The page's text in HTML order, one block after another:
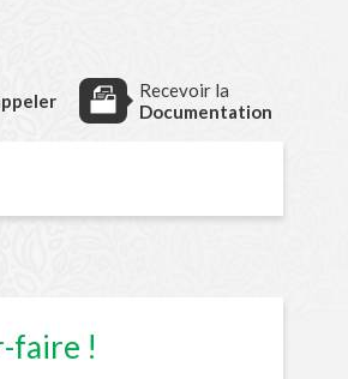
Recevoir la
Documentation
faire !